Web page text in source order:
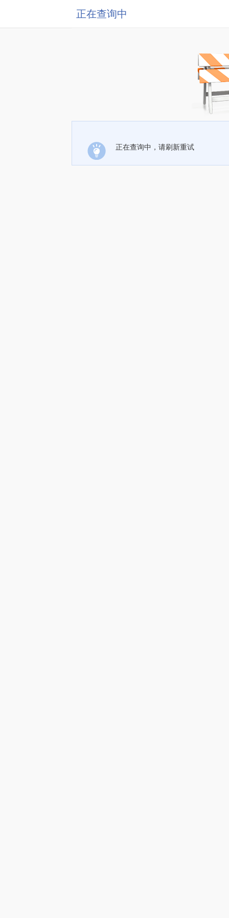
正在查询中
正在查询中，请刷新重试